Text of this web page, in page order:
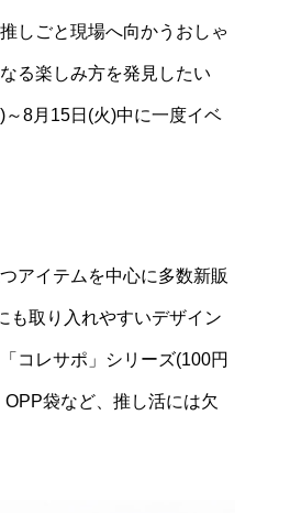
しごと現場へ向かうおしゃ
る楽しみ方を発見したい
8月15日(火)中に一度イベ
アイテムを中心に多数新販
も取り入れやすいデザイン
コレサポ」シリーズ(100円
袋など、推し活には欠